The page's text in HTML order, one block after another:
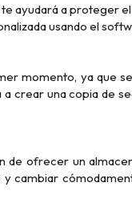
ayudará a proteger
usando el
momento, ya que
crear una copia de
ofrecer un
cambiar